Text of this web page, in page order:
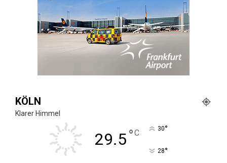
KÖLN
Klarer Himmel
29.5°C 30°
28°